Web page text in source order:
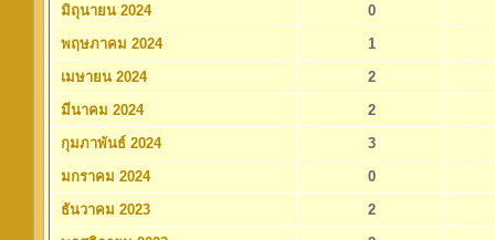
มิถุนายน 2024
0
พฤษภาคม 2024
1
เมษายน 2024
2
มีนาคม 2024
2
กุมภาพันธ์ 2024
3
มกราคม 2024
0
ธันวาคม 2023
2